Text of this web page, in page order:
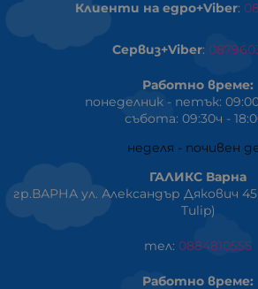
Клиенти на едро+Viber:
Сервиз+Viber:
Работно време:
понеделник - петък:
събота: 09:30ч -
неделя - почивен
ГАЛИКС Варна
гр.ВАРНА ул. Александър Дякович
Tulip)
тел: 0884810555
Работно време: